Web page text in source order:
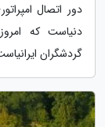
دور اتصال
دنیاست که
گردشگران